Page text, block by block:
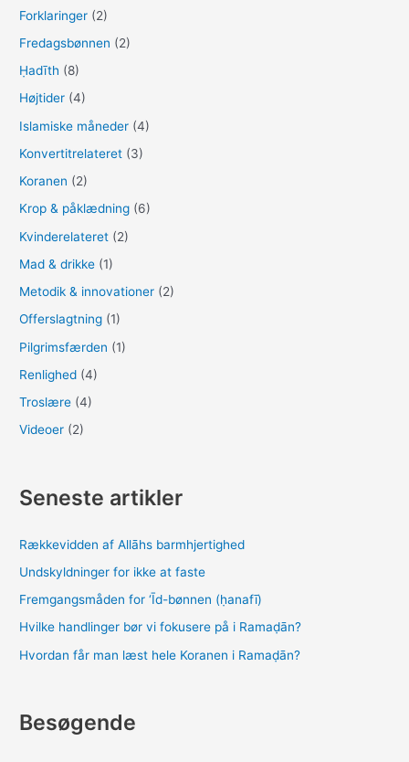
Forklaringer (2)
Fredagsbønnen (2)
Ḥadīth (8)
Højtider (4)
Islamiske måneder (4)
Konvertitrelateret (3)
Koranen (2)
Krop & påklædning (6)
Kvinderelateret (2)
Mad & drikke (1)
Metodik & innovationer (2)
Offerslagtning (1)
Pilgrimsfærden (1)
Renlighed (4)
Troslære (4)
Videoer (2)
Seneste artikler
Rækkevidden af Allāhs barmhjertighed
Undskyldninger for ikke at faste
Fremgangsmåden for ‘Īd-bønnen (ḥanafī)
Hvilke handlinger bør vi fokusere på i Ramaḍān?
Hvordan får man læst hele Koranen i Ramaḍān?
Besøgende